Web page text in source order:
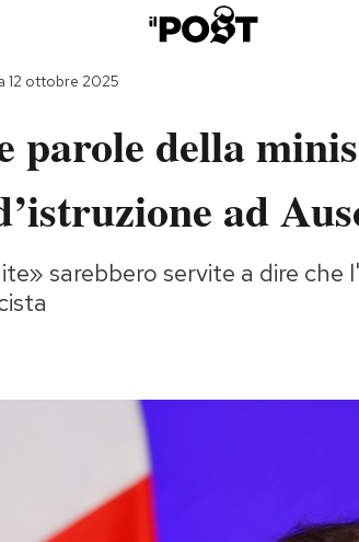
12 ottobre 2025
parole della
ad
sarebbero servite a dire che